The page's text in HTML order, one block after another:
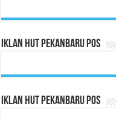
Iklan HUT Pekanbaru Pos
Iklan HUT Pekanbaru Pos